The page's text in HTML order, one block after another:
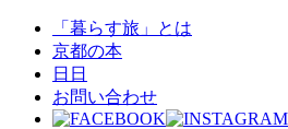
「暮らす旅」とは
京都の本
日日
お問い合わせ